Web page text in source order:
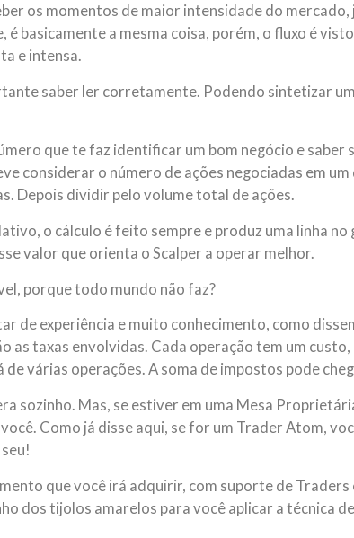
os momentos de maior intensidade do
é basicamente a mesma coisa, porém, o fluxo é
e intensa.
saber ler corretamente. Podendo sintetizar
que te faz identificar um bom negócio e saber
considerar o número de ações negociadas em
Depois dividir pelo volume total de ações.
o cálculo é feito sempre e produz uma linha
valor que orienta o Scalper a operar melhor.
porque todo mundo não faz?
de experiência e muito conhecimento, como
as taxas envolvidas. Cada operação tem um
de várias operações. A soma de impostos pode
sozinho. Mas, se estiver em uma Mesa
você. Como já disse aqui, se for um Trader Atom,
que você irá adquirir, com suporte de
dos tijolos amarelos para você aplicar a técnica